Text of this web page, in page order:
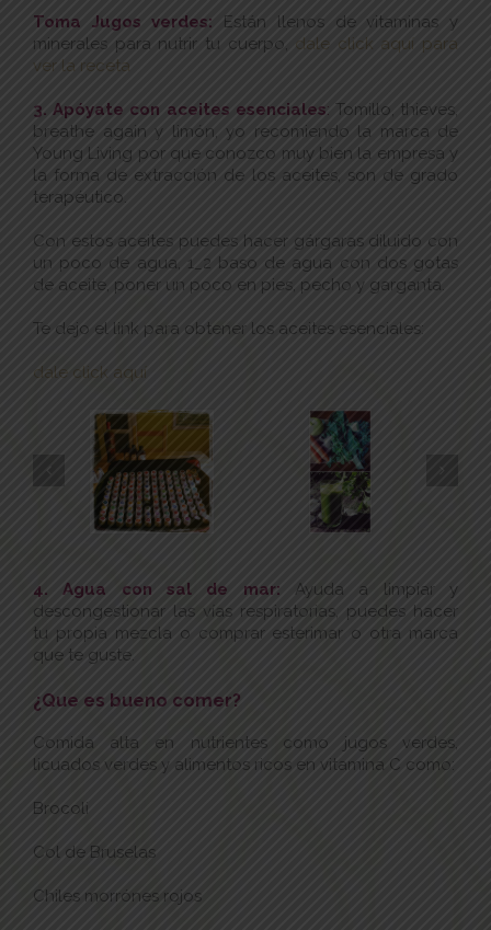
Toma Jugos verdes: Están llenos de vitaminas y
minerales para nutrir tu cuerpo, dale click aquí para
ver la receta
3. Apóyate con aceites esenciales: Tomillo, thieves,
breathe again y limón, yo recomiendo la marca de
Young Living por que conozco muy bien la empresa y
la forma de extracción de los aceites, son de grado
terapéutico.
Con estos aceites puedes hacer gárgaras diluido con
un poco de agua, 1_2 baso de agua con dos gotas
de aceite, poner un poco en pies, pecho y garganta.
Te dejo el link para obtener los aceites esenciales:
dale click aquí
4. Agua con sal de mar: Ayuda a limpiar y
descongestionar las vías respiratorias, puedes hacer
tu propia mezcla o comprar esterimar o otra marca
que te guste.
¿Que es bueno comer?
Comida alta en nutrientes como jugos verdes,
licuados verdes y alimentos ricos en vitamina C como:
Brocoli
Col de Bruselas
Chiles morrónes rojos